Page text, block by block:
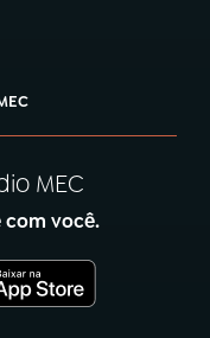
MEC
com você.